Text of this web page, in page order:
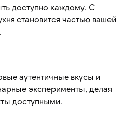
доступно каждому. С
становится частью вашей
аутентичные вкусы и
эксперименты, делая
доступными.